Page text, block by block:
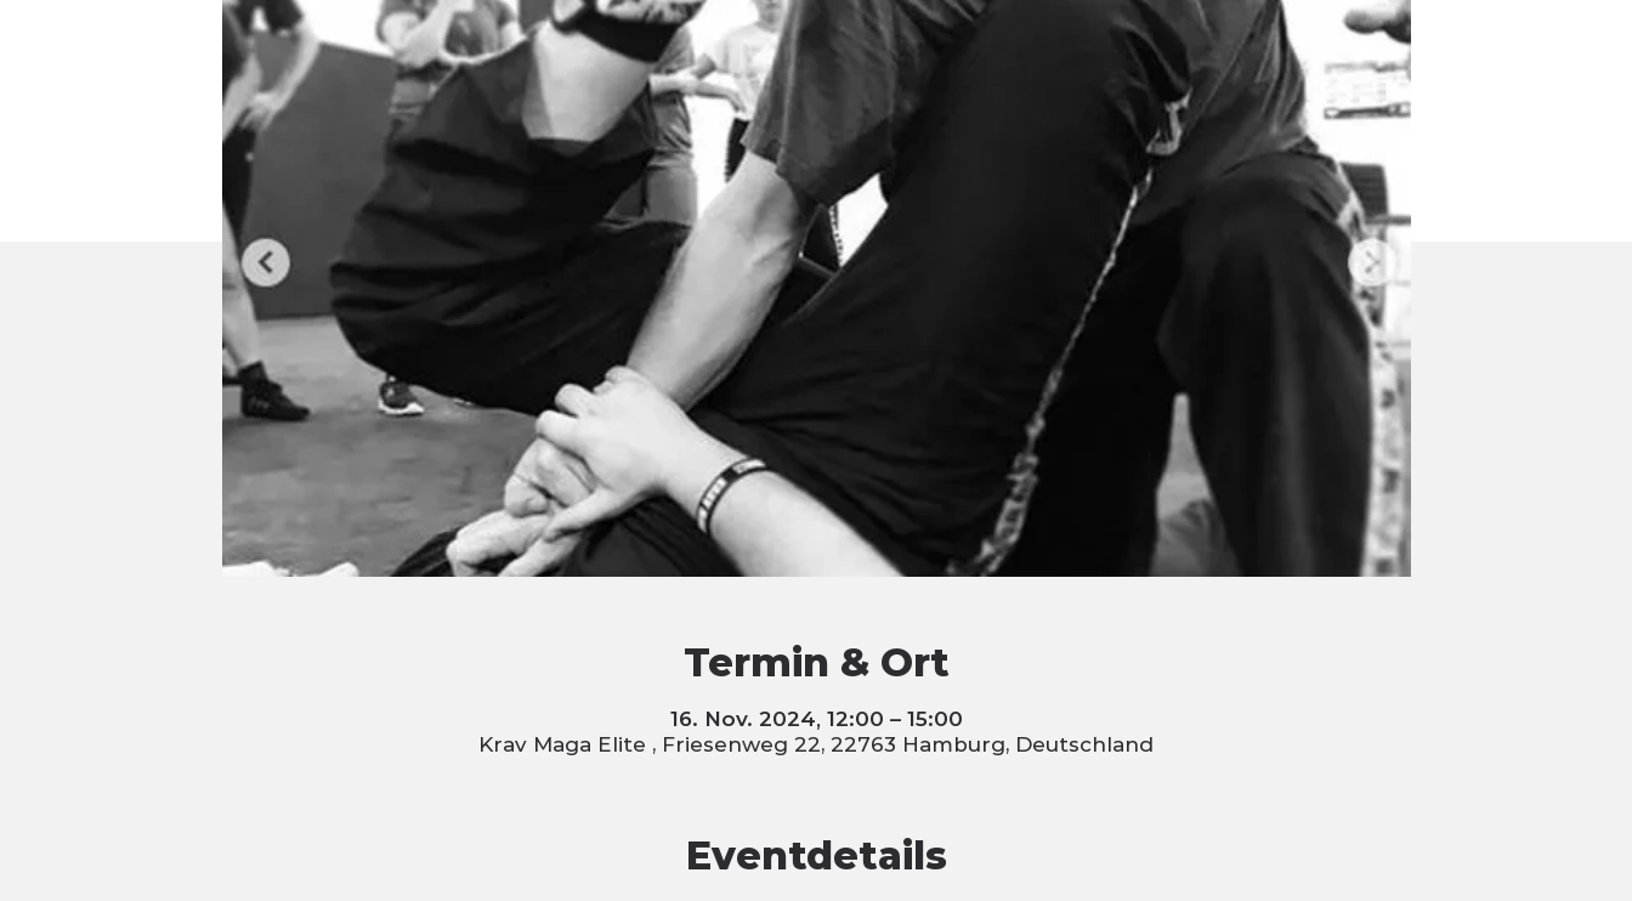
Termin & Ort
16. Nov. 2024, 12:00 – 15:00
Krav Maga Elite , Friesenweg 22, 22763 Hamburg, Deutschland
Eventdetails